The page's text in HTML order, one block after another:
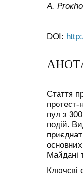
A.
DOI:
Стаття
протест-
пул з
подій.
основних
Майдані
Ключові